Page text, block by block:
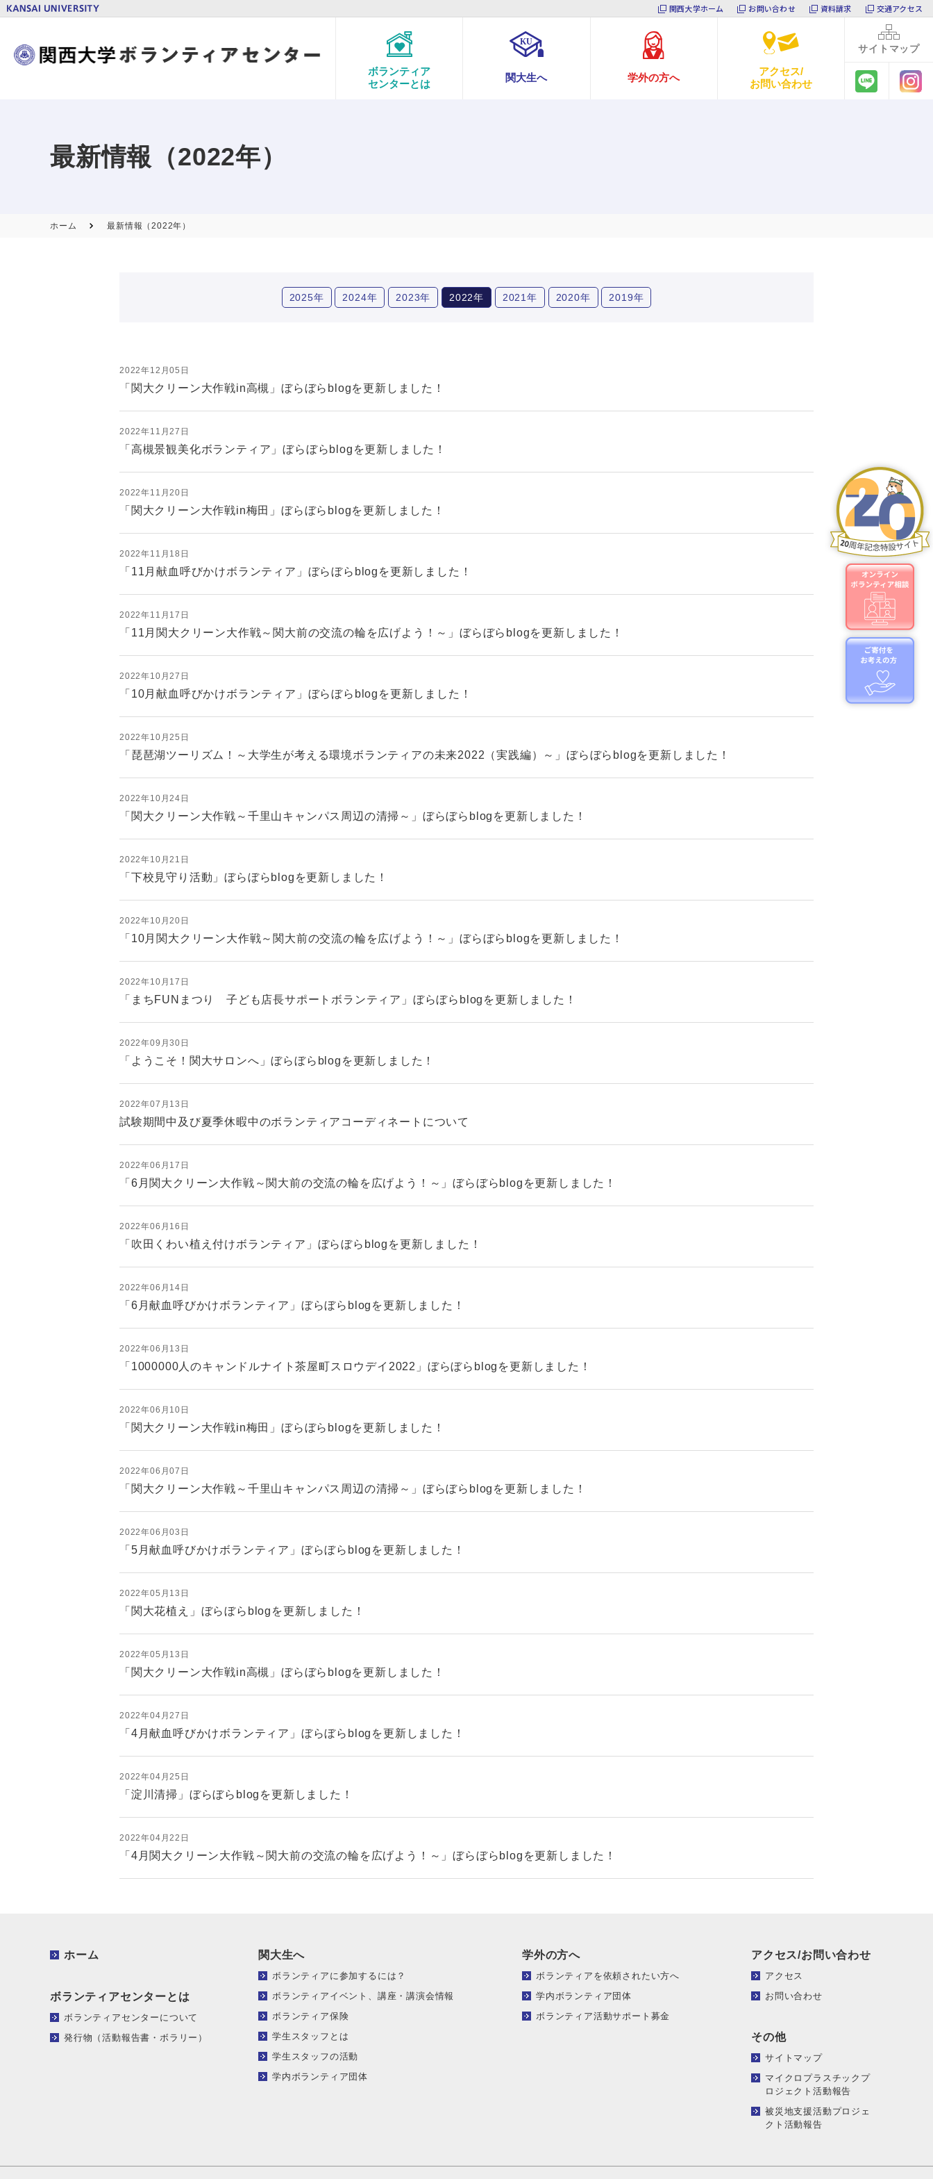
関西大学ホーム お問い合わせ 資料請求 交通アクセス
ボランティア
センターとは
関大生へ 学外の方へ
アクセス/
お問い合わせ
サイト マップ
最新情報（2022年）
ホーム 最新情報（2022年）
2025年 2024年 2023年 2022年 2021年 2020年 2019年
2022年12月05日
「関大クリーン大作戦in高槻」ぼらぼらblogを更新しました！
2022年11月27日
「高槻景観美化ボランティア」ぼらぼらblogを更新しました！
2022年11月20日
「関大クリーン大作戦in梅田」ぼらぼらblogを更新しました！
2022年11月18日
「11月献血呼びかけボランティア」ぼらぼらblogを更新しました！
2022年11月17日
「11月関大クリーン大作戦～関大前の交流の輪を広げよう！～」ぼらぼらblogを更新しました！
2022年10月27日
「10月献血呼びかけボランティア」ぼらぼらblogを更新しました！
2022年10月25日
「琵琶湖ツーリズム！～大学生が考える環境ボランティアの未来2022（実践編）～」ぼらぼらblogを更新しました！
2022年10月24日
「関大クリーン大作戦～千里山キャンパス周辺の清掃～」ぼらぼらblogを更新しました！
2022年10月21日
「下校見守り活動」ぼらぼらblogを更新しました！
2022年10月20日
「10月関大クリーン大作戦～関大前の交流の輪を広げよう！～」ぼらぼらblogを更新しました！
2022年10月17日
「まちFUNまつり 子ども店長サポートボランティア」ぼらぼらblogを更新しました！
2022年09月30日
「ようこそ！関大サロンへ」ぼらぼらblogを更新しました！
2022年07月13日
試験期間中及び夏季休暇中のボランティアコーディネートについて
2022年06月17日
「6月関大クリーン大作戦～関大前の交流の輪を広げよう！～」ぼらぼらblogを更新しました！
2022年06月16日
「吹田くわい植え付けボランティア」ぼらぼらblogを更新しました！
2022年06月14日
「6月献血呼びかけボランティア」ぼらぼらblogを更新しました！
2022年06月13日
「1000000人のキャンドルナイト茶屋町スロウデイ2022」ぼらぼらblogを更新しました！
2022年06月10日
「関大クリーン大作戦in梅田」ぼらぼらblogを更新しました！
2022年06月07日
「関大クリーン大作戦～千里山キャンパス周辺の清掃～」ぼらぼらblogを更新しました！
2022年06月03日
「5月献血呼びかけボランティア」ぼらぼらblogを更新しました！
2022年05月13日
「関大花植え」ぼらぼらblogを更新しました！
2022年05月13日
「関大クリーン大作戦in高槻」ぼらぼらblogを更新しました！
2022年04月27日
「4月献血呼びかけボランティア」ぼらぼらblogを更新しました！
2022年04月25日
「淀川清掃」ぼらぼらblogを更新しました！
2022年04月22日
「4月関大クリーン大作戦～関大前の交流の輪を広げよう！～」ぼらぼらblogを更新しました！
ホーム
ボランティアセンターとは
ボランティアセンターについて
発行物（活動報告書・ボラリー）
関大生へ
ボランティアに参加するには？
ボランティアイベント、講座・講演会情報
ボランティア保険
学生スタッフとは
学生スタッフの活動
学内ボランティア団体
学外の方へ
ボランティアを依頼されたい方へ
学内ボランティア団体
ボランティア活動サポート募金
アクセス/お問い合わせ
アクセス
お問い合わせ
その他
サイトマップ
マイクロプラスチックプ
ロジェクト活動報告
被災地支援活動プロジェ
クト活動報告